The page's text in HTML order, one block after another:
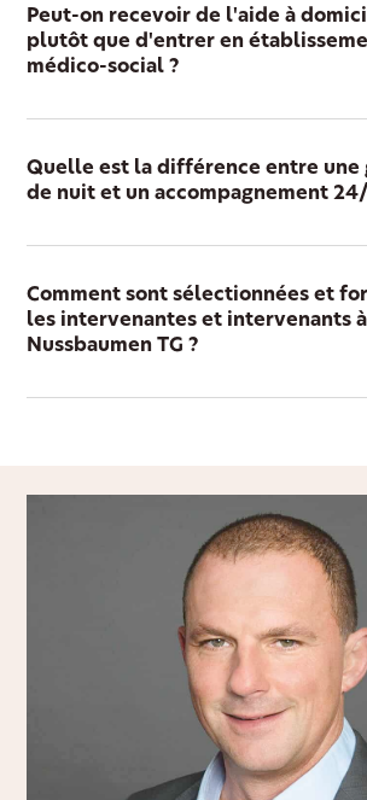
Peut-on recevoir de l'aide à
plutôt que d'entrer en
médico-social ?
Quelle est la différence entre une
de nuit et un accompagnement
Comment sont sélectionnées et
les intervenantes et intervenants à
Nussbaumen TG ?